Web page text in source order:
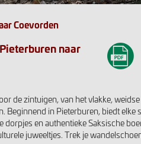
Coevorden
naar
de zintuigen, van het vlakke,
Beginnend in Pieterburen, biedt elke
en authentieke Saksische
juweeltjes. Trek je